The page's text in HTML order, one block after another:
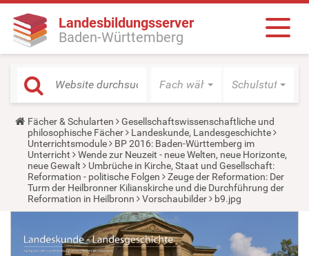
Landesbildungsserver
Baden-Württemberg
Fach wählen Schulstufe
Y
o
u
a
r
e
h
e
r
Fächer & Schularten
Gesellschaftswissenschaftliche und
philosophische Fächer
Landeskunde, Landesgeschichte
Unterrichtsmodule
BP 2016: Baden-Württemberg im
Unterricht
Wende zur Neuzeit - neue Welten, neue Horizonte,
neue Gewalt
Umbrüche in Kirche, Staat und Gesellschaft:
Reformation - politische Folgen
Zeuge der Reformation: Der
Turm der Heilbronner Kilianskirche und die Durchführung der
Reformation in Heilbronn
Vorschaubilder b9.jpg